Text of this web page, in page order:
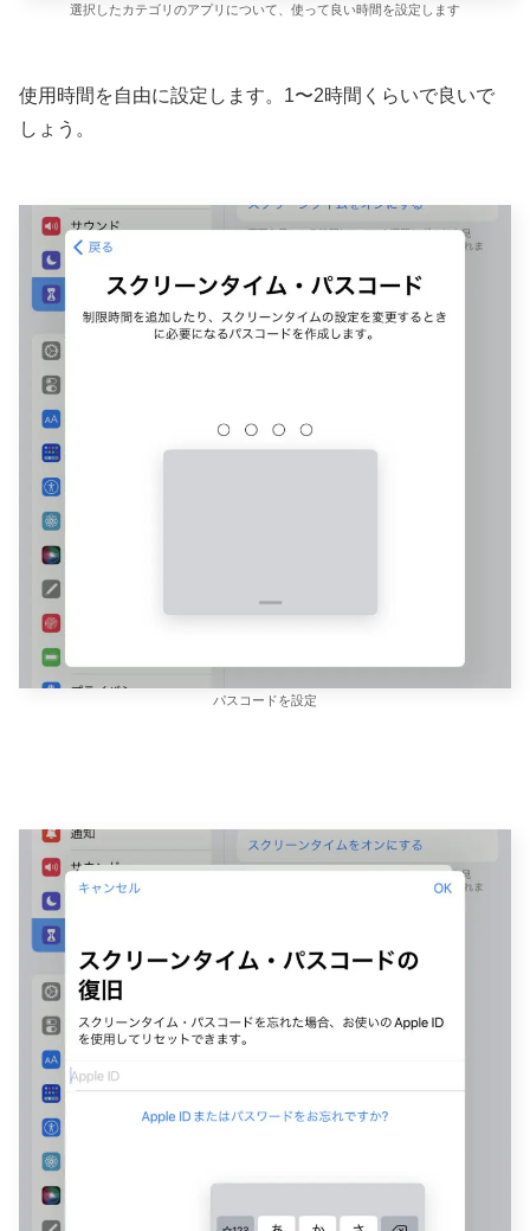
選択したカテゴリのアプリについて、使って良い時間を設定します
使用時間を自由に設定します。1〜2時間くらいで良いで
しょう。
パスコードを設定